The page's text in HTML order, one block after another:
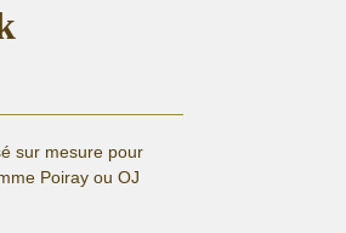
sur mesure pour
Poiray ou OJ